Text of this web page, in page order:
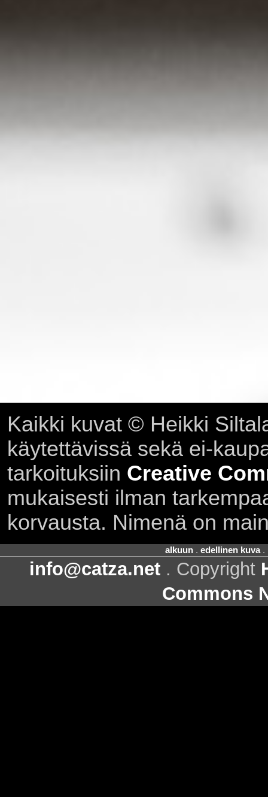
Kaikki kuvat © Heikki
käytettävissä sekä ei-
tarkoituksiin Creative
mukaisesti ilman
korvausta. Nimenä on
alkuun. edellinen kuva.
info@catza.net . Copyright
Commons